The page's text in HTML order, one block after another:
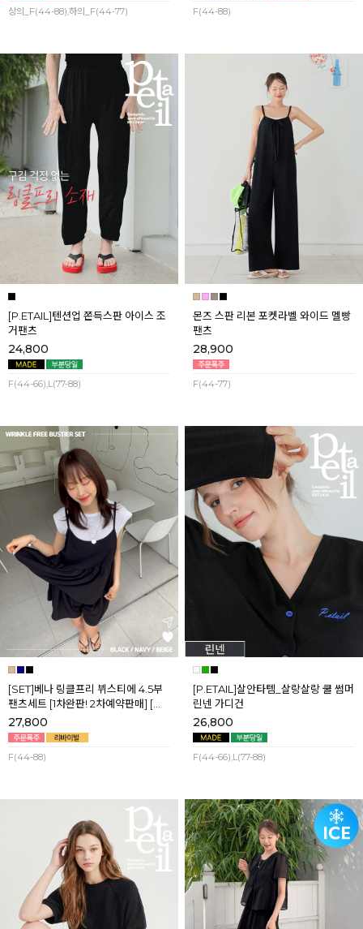
상의_F(44-88),하의_F(44-77) F(44-88)
[P.ETAIL]텐션업 쫀득스판 아이스 조
거팬츠
24,800
F(44-66),L(77-88)
몬즈 스판 리본 포켓라벨 와이드 멜빵
팬츠
28,900
F(44-77)
[SET]베나 링클프리 뷔스티에 4.5부
팬츠세트 [1차완판! 2차예약판매] [네
이비,블랙] 8월셋째주 순차배송
27,800
F(44-88)
[P.ETAIL]살안타템_살랑살랑 쿨 썸머
린넨 가디건
26,800
F(44-66),L(77-88)